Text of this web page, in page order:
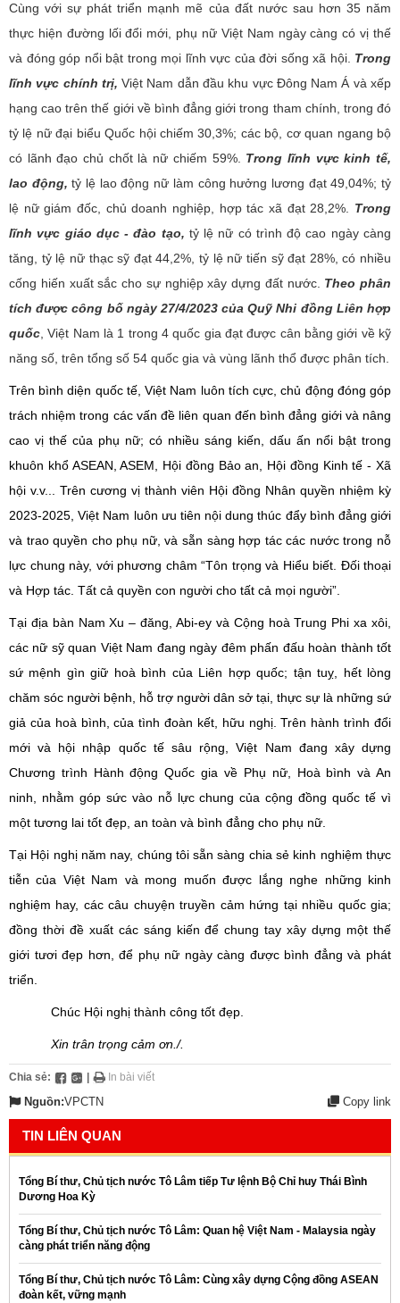
Cùng với sự phát triển mạnh mẽ của đất nước sau hơn 35 năm
thực hiện đường lối đổi mới, phụ nữ Việt Nam ngày càng có vị thế
và đóng góp nổi bật trong mọi lĩnh vực của đời sống xã hội. Trong
lĩnh vực chính trị, Việt Nam dẫn đầu khu vực Đông Nam Á và xếp
hạng cao trên thế giới về bình đẳng giới trong tham chính, trong đó
tỷ lệ nữ đại biểu Quốc hội chiếm 30,3%; các bộ, cơ quan ngang bộ
có lãnh đạo chủ chốt là nữ chiếm 59%. Trong lĩnh vực kinh tế,
lao động, tỷ lệ lao động nữ làm công hưởng lương đạt 49,04%; tỷ
lệ nữ giám đốc, chủ doanh nghiệp, hợp tác xã đạt 28,2%. Trong
lĩnh vực giáo dục - đào tạo, tỷ lệ nữ có trình độ cao ngày càng
tăng, tỷ lệ nữ thạc sỹ đạt 44,2%, tỷ lệ nữ tiến sỹ đạt 28%, có nhiều
cống hiến xuất sắc cho sự nghiệp xây dựng đất nước. Theo phân
tích được công bố ngày 27/4/2023 của Quỹ Nhi đồng Liên hợp
quốc, Việt Nam là 1 trong 4 quốc gia đạt được cân bằng giới về kỹ
năng số, trên tổng số 54 quốc gia và vùng lãnh thổ được phân tích.
Trên bình diện quốc tế,Việt Nam luôn tích cực, chủ động đóng góp
trách nhiệm trong các vấn đề liên quan đến bình đẳng giới và nâng
cao vị thế của phụ nữ; có nhiều sáng kiến, dấu ấn nổi bật trong
khuôn khổ ASEAN, ASEM, Hội đồng Bảo an, Hội đồng Kinh tế - Xã
hội v.v... Trên cương vị thành viên Hội đồng Nhân quyền nhiệm kỳ
2023-2025, Việt Nam luôn ưu tiên nội dung thúc đẩy bình đẳng giới
và trao quyền cho phụ nữ, và sẵn sàng hợp tác các nước trong nỗ
lực chung này, với phương châm “Tôn trọng và Hiểu biết. Đối thoại
và Hợp tác. Tất cả quyền con người cho tất cả mọi người”.
Tại địa bàn Nam Xu – đăng, Abi-ey và Cộng hoà Trung Phi xa xôi,
các nữ sỹ quan Việt Nam đang ngày đêm phấn đấu hoàn thành tốt
sứ mệnh gìn giữ hoà bình của Liên hợp quốc; tận tuỵ, hết lòng
chăm sóc người bệnh, hỗ trợ người dân sở tại, thực sự là những sứ
giả của hoà bình, của tình đoàn kết, hữu nghị. Trên hành trình đổi
mới và hội nhập quốc tế sâu rộng,Việt Nam đang xây dựng
Chương trình Hành động Quốc gia về Phụ nữ, Hoà bình và An
ninh, nhằm góp sức vào nỗ lực chung của cộng đồng quốc tế vì
một tương lai tốt đẹp, an toàn và bình đẳng cho phụ nữ.
Tại Hội nghị năm nay, chúng tôisẵn sàng chia sẻ kinh nghiệm thực
tiễn của Việt Nam và mong muốn được lắng nghe những kinh
nghiệm hay, các câu chuyện truyền cảm hứng tại nhiều quốc gia;
đồng thời đề xuất các sáng kiến để chung tay xây dựng một thế
giới tươi đẹp hơn, để phụ nữ ngày càng được bình đẳng và phát
triển.
Chúc Hội nghị thành công tốt đẹp.
Xin trân trọng cảm ơn./.
Chia sẻ: In bài viết
Nguồn:VPCTN Copy link
TIN LIÊN QUAN
Tổng Bí thư, Chủ tịch nước Tô Lâm tiếp Tư lệnh Bộ Chỉ huy Thái Bình
Dương Hoa Kỳ
Tổng Bí thư, Chủ tịch nước Tô Lâm: Quan hệ Việt Nam - Malaysia ngày
càng phát triển năng động
Tổng Bí thư, Chủ tịch nước Tô Lâm: Cùng xây dựng Cộng đồng ASEAN
đoàn kết, vững mạnh